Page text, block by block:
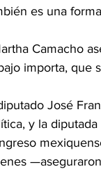
es una
Camacho
importa, que
José
y la